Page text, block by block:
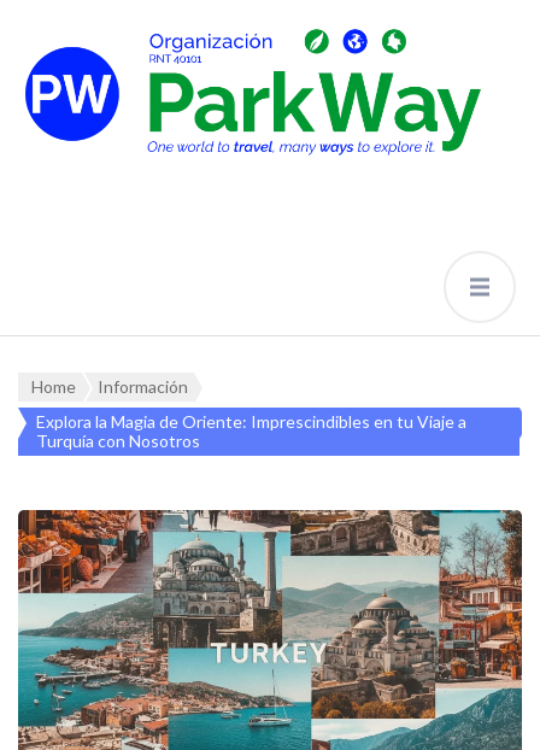
Home
Información
Explora la Magia de Oriente: Imprescindibles en tu Viaje a
Turquía con Nosotros